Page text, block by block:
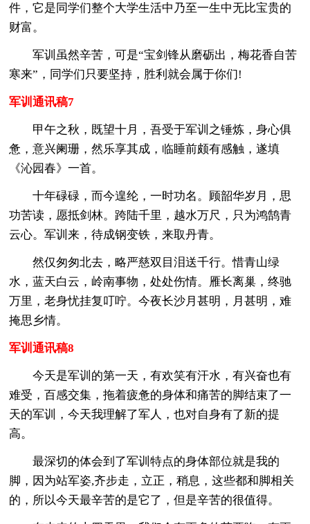
件，它是同学们整个大学生活中乃至一生中无比宝贵的
财富。
军训虽然辛苦，可是“宝剑锋从磨砺出，梅花香自苦
寒来”，同学们只要坚持，胜利就会属于你们!
军训通讯稿7
甲午之秋，既望十月，吾受于军训之锤炼，身心俱
惫，意兴阑珊，然乐享其成，临睡前颇有感触，遂填
《沁园春》一首。
十年碌碌，而今遑纶，一时功名。顾韶华岁月，思
功苦读，愿抵剑林。跨陆千里，越水万尺，只为鸿鹄青
云心。军训来，待成钢变铁，来取丹青。
然仅匆匆北去，略严慈双目泪送千行。惜青山绿
水，蓝天白云，岭南事物，处处伤情。雁长离巢，终驰
万里，老身忧挂复叮咛。今夜长沙月甚明，月甚明，难
掩思乡情。
军训通讯稿8
今天是军训的第一天，有欢笑有汗水，有兴奋也有
难受，百感交集，拖着疲惫的身体和痛苦的脚结束了一
天的军训，今天我理解了军人，也对自身有了新的提
高。
最深切的体会到了军训特点的身体部位就是我的
脚，因为站军姿,齐步走，立正，稍息，这些都和脚相关
的，所以今天最辛苦的是它了，但是辛苦的很值得。